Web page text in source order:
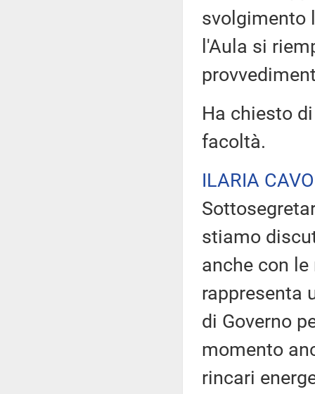
svolgimento
l'Aula si
Ha chiesto
facoltà.
ILARIA CAVO
stiamo
anche con
rappresenta
di Governo
momento
rincari